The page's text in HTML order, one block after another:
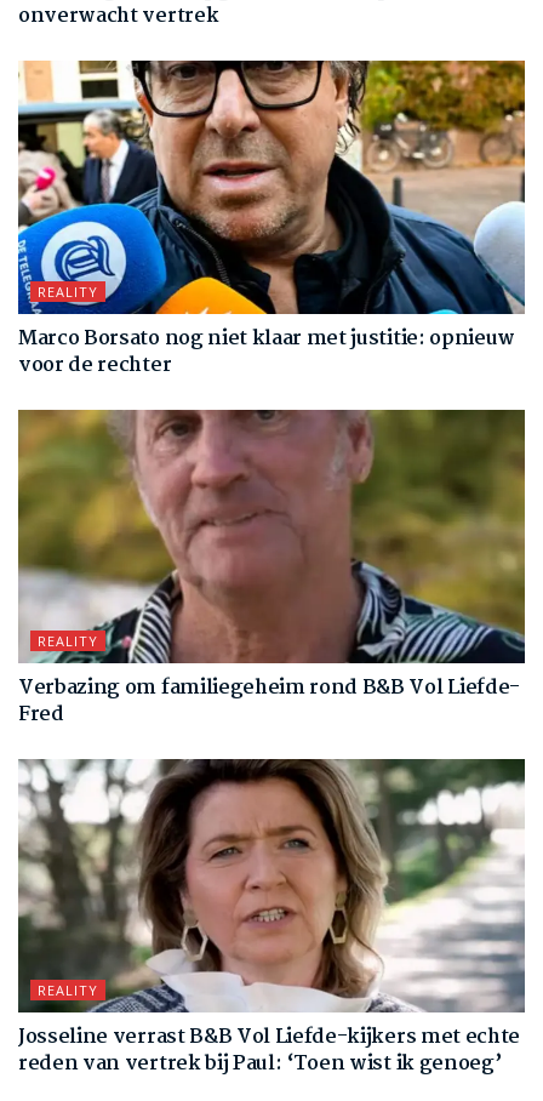
onverwacht vertrek
REALITY
Marco Borsato nog niet klaar met justitie: opnieuw
voor de rechter
REALITY
Verbazing om familiegeheim rond B&B Vol Liefde-
Fred
REALITY
Josseline verrast B&B Vol Liefde-kijkers met echte
reden van vertrek bij Paul: ‘Toen wist ik genoeg’